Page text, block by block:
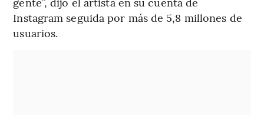
Instagram seguida por más de 5,8 millones de
usuarios.